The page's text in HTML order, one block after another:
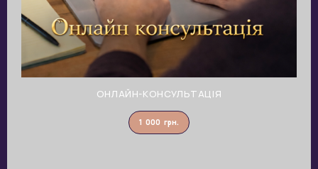
ОНЛАЙН-КОНСУЛЬТАЦІЯ
1 000 грн.